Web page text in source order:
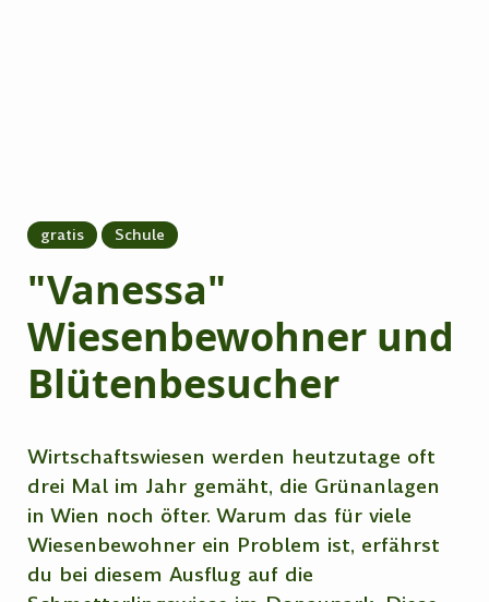
gratis Schule
"Vanessa"
Wiesenbewohner und
Blütenbesucher
Wirtschaftswiesen werden heutzutage oft
drei Mal im Jahr gemäht, die Grünanlagen
in Wien noch öfter. Warum das für viele
Wiesenbewohner ein Problem ist, erfährst
du bei diesem Ausflug auf die